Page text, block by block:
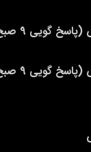
کارشناس فروش